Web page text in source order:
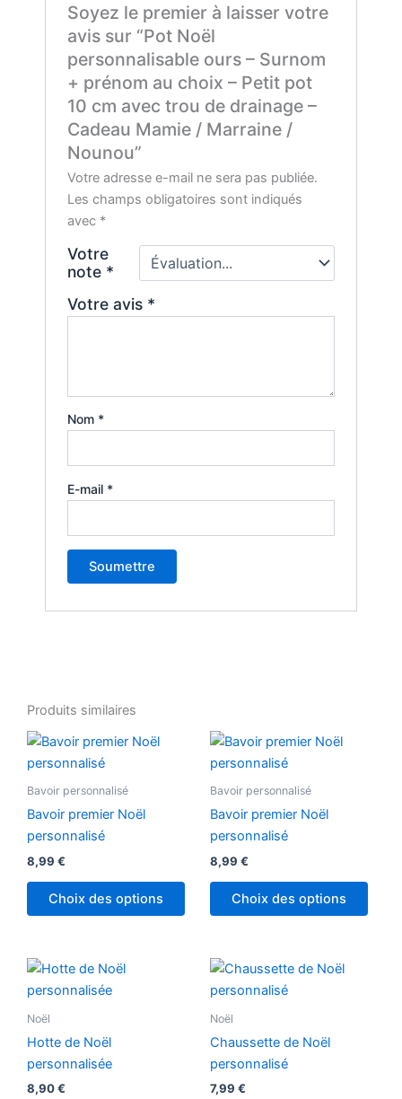
Soyez le premier à laisser votre
avis sur “Pot Noël
personnalisable ours – Surnom
+ prénom au choix – Petit pot
10 cm avec trou de drainage –
Cadeau Mamie / Marraine /
Nounou”
Votre adresse e-mail ne sera pas publiée.
Les champs obligatoires sont indiqués
avec *
Votre
note *
Votre avis *
Nom *
E-mail *
Produits similaires
Bavoir personnalisé
Bavoir premier Noël
personnalisé
8,99 €
Choix des options
Bavoir personnalisé
Bavoir premier Noël
personnalisé
8,99 €
Choix des options
Noël
Hotte de Noël
personnalisée
8,90€
Noël
Chaussette de Noël
personnalisé
7,99 €